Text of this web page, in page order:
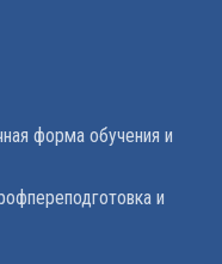
форма обучения и
и